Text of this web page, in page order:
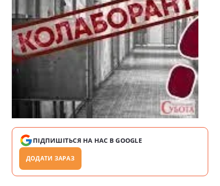
ПІДПИШІТЬСЯ НА НАС В GOOGLE
ДОДАТИ ЗАРАЗ